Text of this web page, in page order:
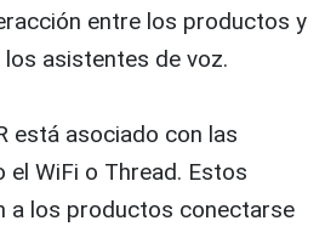
entre los productos y
asistentes de voz.
está asociado con las
WiFi o Thread. Estos
a los productos conectarse